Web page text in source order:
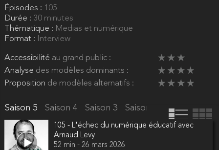
Épisodes : 105
Durée : 30 minutes
Thématique : Medias et numérique
Format :
Interview
Accessibilité au grand public :
Analyse des modèles dominants :
Proposition de modèles alternatifs :
Saison 5 Saison 4 Saison 3 Saison 2 Saison 1
105 - L'échec du numérique éducatif avec
Arnaud Levy
52 min - 26 mars 2026